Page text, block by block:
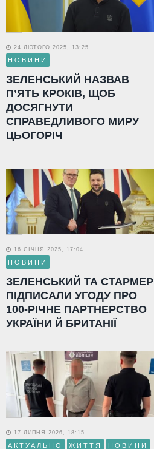
24 ЛЮТОГО 2025, 13:25
НОВИНИ
ЗЕЛЕНСЬКИЙ НАЗВАВ
П’ЯТЬ КРОКІВ, ЩОБ
ДОСЯГНУТИ
СПРАВЕДЛИВОГО МИРУ
ЦЬОГОРІЧ
16 СІЧНЯ 2025, 17:04
НОВИНИ
ЗЕЛЕНСЬКИЙ ТА СТАРМЕР
ПІДПИСАЛИ УГОДУ ПРО
100-РІЧНЕ ПАРТНЕРСТВО
УКРАЇНИ Й БРИТАНІЇ
17 ЛИПНЯ 2026, 18:15
АКТУАЛЬНО ЖИТТЯ НОВИНИ